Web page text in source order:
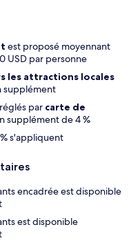
est proposé moyennant
USD par personne
les attractions locales
supplément
par carte de
supplément de 4 %
s'appliquent
encadrée est disponible
est disponible